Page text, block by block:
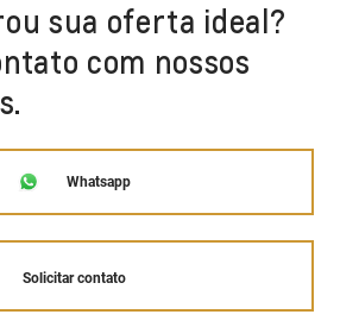
sua oferta ideal?
com nossos
Whatsapp
Solicitar contato